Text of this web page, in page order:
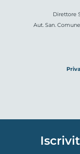
Direttore
Aut. San.